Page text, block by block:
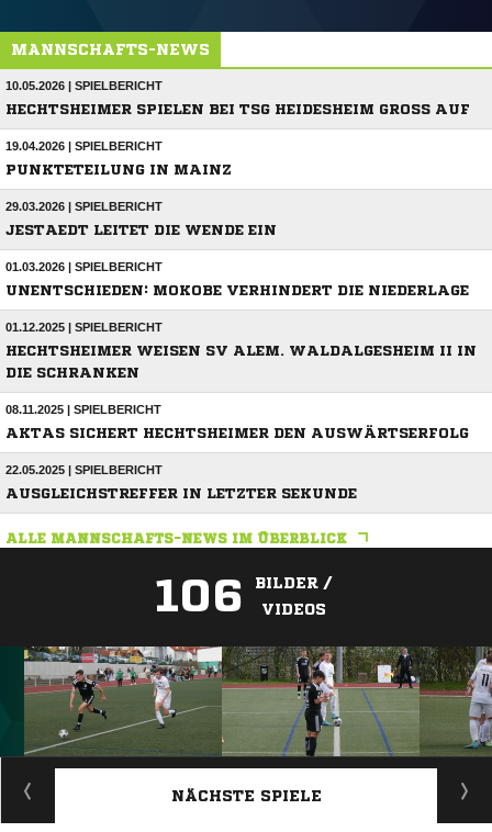
MANNSCHAFTS-NEWS
10.05.2026 | SPIELBERICHT
HECHTSHEIMER SPIELEN BEI TSG HEIDESHEIM GROSS AUF
19.04.2026 | SPIELBERICHT
PUNKTETEILUNG IN MAINZ
29.03.2026 | SPIELBERICHT
JESTAEDT LEITET DIE WENDE EIN
01.03.2026 | SPIELBERICHT
UNENTSCHIEDEN: MOKOBE VERHINDERT DIE NIEDERLAGE
01.12.2025 | SPIELBERICHT
HECHTSHEIMER WEISEN SV ALEM. WALDALGESHEIM II IN
DIE SCHRANKEN
08.11.2025 | SPIELBERICHT
AKTAS SICHERT HECHTSHEIMER DEN AUSWÄRTSERFOLG
22.05.2025 | SPIELBERICHT
AUSGLEICHSTREFFER IN LETZTER SEKUNDE
ALLE MANNSCHAFTS-NEWS IM ÜBERBLICK
106
BILDER /
VIDEOS
ANZEIGE
NÄCHSTE SPIELE